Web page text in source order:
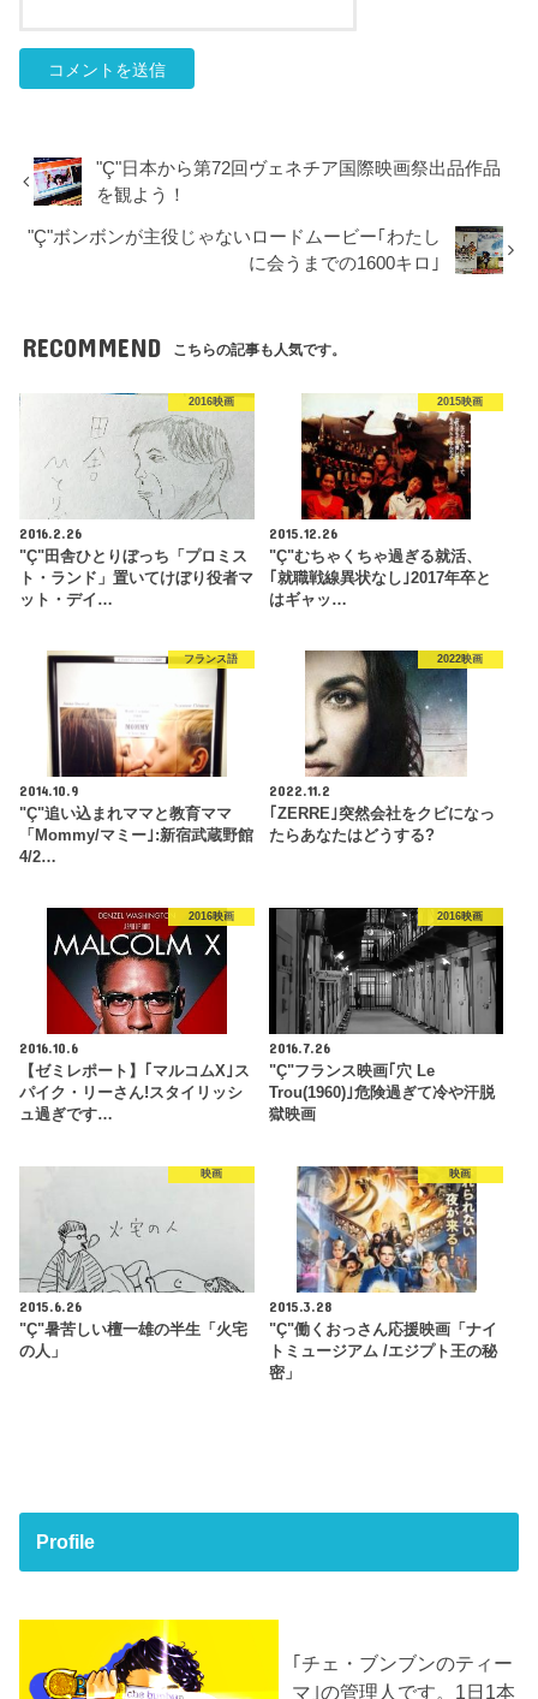
"Ç"日本から第72回ヴェネチア国際映画祭出品作品
を観よう！
"Ç"ボンボンが主役じゃないロードムービー｢わたし
に会うまでの1600キロ｣
RECOMMEND こちらの記事も人気です。
2016映画
2016.2.26
"Ç"田舎ひとりぼっち「プロミス
ト・ランド」置いてけぼり役者マ
ット・デイ…
2015映画
2015.12.26
"Ç"むちゃくちゃ過ぎる就活、
｢就職戦線異状なし｣2017年卒と
はギャッ…
フランス語
2014.10.9
"Ç"追い込まれママと教育ママ
「Mommy/マミー｣:新宿武蔵野館
4/2…
2022映画
2022.11.2
｢ZERRE｣突然会社をクビになっ
たらあなたはどうする?
2016映画
2016.10.6
【ゼミレポート】｢マルコムX｣ス
パイク・リーさん!スタイリッシ
ュ過ぎです…
2016映画
2016.7.26
"Ç"フランス映画｢穴 Le
Trou(1960)｣危険過ぎて冷や汗脱
獄映画
映画
2015.6.26
"Ç"暑苦しい檀一雄の半生「火宅
の人」
映画
2015.3.28
"Ç"働くおっさん応援映画「ナイ
トミュージアム /エジプト王の秘
密」
Profile
｢チェ・ブンブンのティー
マ｣の管理人です。1日1本